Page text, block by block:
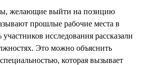
желающие выйти на позицию
прошлые рабочие места в
исследования рассказали
Это можно объяснить
которая вызывает